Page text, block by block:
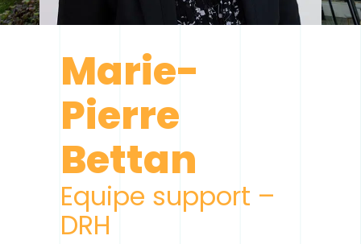
Marie-
Pierre
Bettan
Equipe support –
DRH